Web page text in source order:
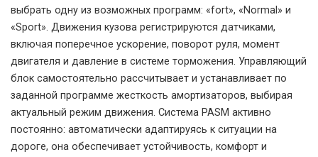
выбрать одну из возможных программ: «fort», «Normal» и
«Sport». Движения кузова регистрируются датчиками,
включая поперечное ускорение, поворот руля, момент
двигателя и давление в системе торможения. Управляющий
блок самостоятельно рассчитывает и устанавливает по
заданной программе жесткость амортизаторов, выбирая
актуальный режим движения. Система PASM активно
постоянно: автоматически адаптируясь к ситуации на
дороге, она обеспечивает устойчивость, комфорт и